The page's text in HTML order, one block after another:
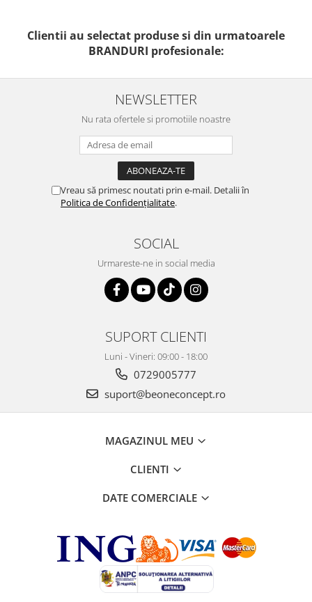
Clientii au selectat produse si din urmatoarele
BRANDURI profesionale:
NEWSLETTER
Nu rata ofertele si promotiile noastre
Vreau să primesc noutati prin e-mail. Detalii în
Politica de Confidențialitate.
SOCIAL
Urmareste-ne in social media
SUPORT CLIENTI
Luni - Vineri: 09:00 - 18:00
0729005777
suport@beoneconcept.ro
MAGAZINUL MEU
CLIENTI
DATE COMERCIALE